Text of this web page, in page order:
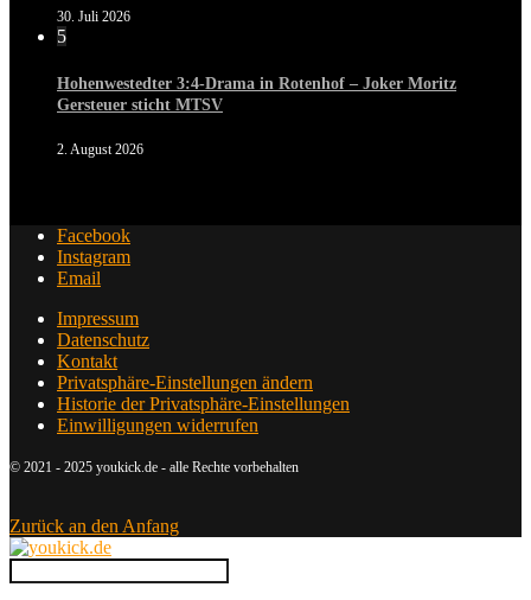
30. Juli 2026
5
Hohenwestedter 3:4-Drama in Rotenhof – Joker Moritz
Gersteuer sticht MTSV
2. August 2026
Facebook
Instagram
Email
Impressum
Datenschutz
Kontakt
Privatsphäre-Einstellungen ändern
Historie der Privatsphäre-Einstellungen
Einwilligungen widerrufen
© 2021 - 2025 youkick.de - alle Rechte vorbehalten
Zurück an den Anfang